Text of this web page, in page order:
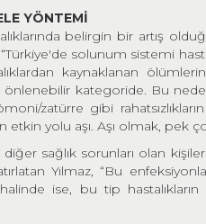
YÖNTEMİ
belirgin bir artış
solunum sistemi
kaynaklanan
önlenebilir kategoride. Bu
zatürre gibi
etkin yolu aşı. Aşı olmak, pek
diğer sağlık sorunları olan
Yılmaz, “Bu
ise, bu tip hastalıkların